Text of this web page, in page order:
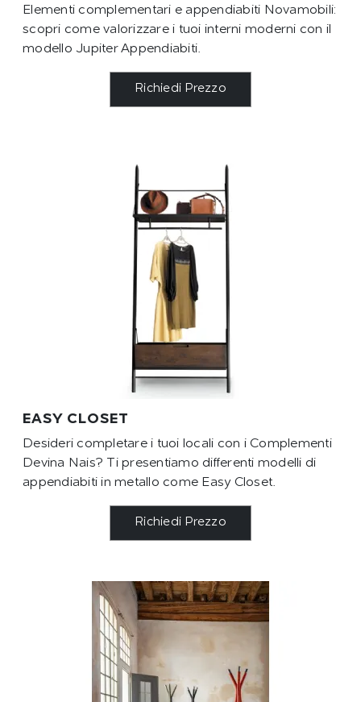
Elementi complementari e appendiabiti Novamobili:
scopri come valorizzare i tuoi interni moderni con il
modello Jupiter Appendiabiti.
Richiedi Prezzo
EASY CLOSET
Desideri completare i tuoi locali con i Complementi
Devina Nais? Ti presentiamo differenti modelli di
appendiabiti in metallo come Easy Closet.
Richiedi Prezzo